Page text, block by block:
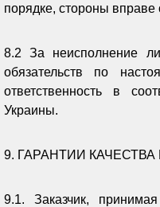
порядке, стороны вправе
8.2 За неисполнение
обязательств по
ответственность в
Украины.
9. ГАРАНТИИ
9.1. Заказчик,